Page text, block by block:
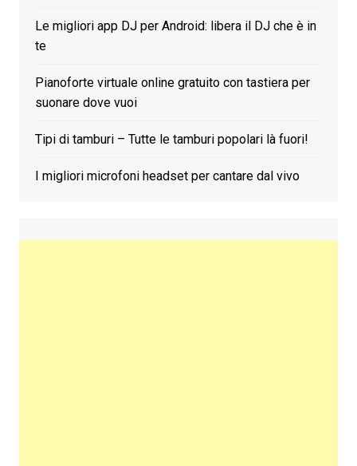
Le migliori app DJ per Android: libera il DJ che è in
te
Pianoforte virtuale online gratuito con tastiera per
suonare dove vuoi
Tipi di tamburi – Tutte le tamburi popolari là fuori!
I migliori microfoni headset per cantare dal vivo